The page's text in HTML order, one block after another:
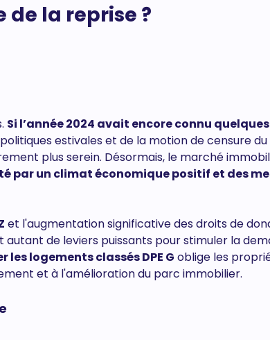
la reprise ?
Si l’année 2024 avait encore connu quelques
estivales et de la motion de censure du
plus serein. Désormais, le marché
par un climat économique positif et des
et l'augmentation significative des droits de
autant de leviers puissants pour stimuler la
logements classés DPE G oblige les
et à l'amélioration du parc immobilier.